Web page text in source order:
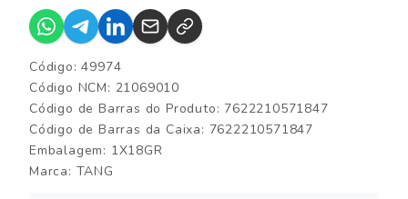
Código: 49974
Código NCM: 21069010
Código de Barras do Produto: 7622210571847
Código de Barras da Caixa: 7622210571847
Embalagem: 1X18GR
Marca: TANG